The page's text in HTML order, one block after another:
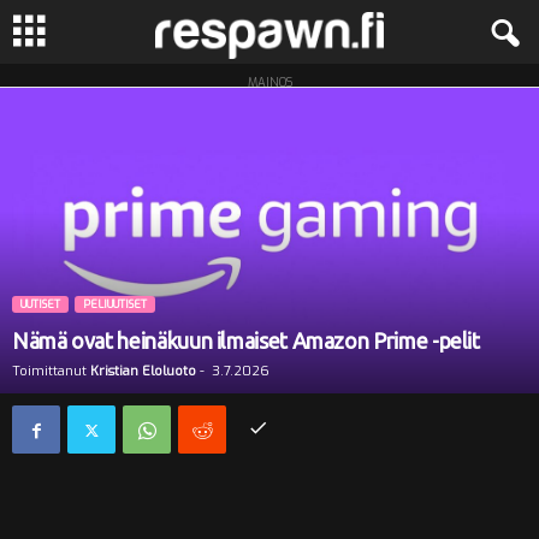
R
MAINOS
UUTISET PELIUUTISET
Nämä ovat heinäkuun ilmaiset Amazon Prime -pelit
Toimittanut Kristian Eloluoto - 3.7.2026